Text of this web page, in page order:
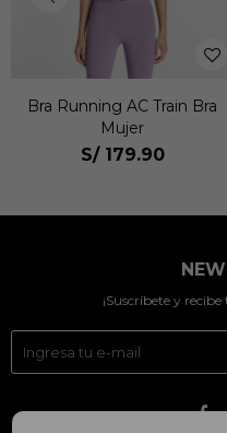
Bra Running AC Train Bra
Mujer
S/ 179.90
¡Suscríbete y
